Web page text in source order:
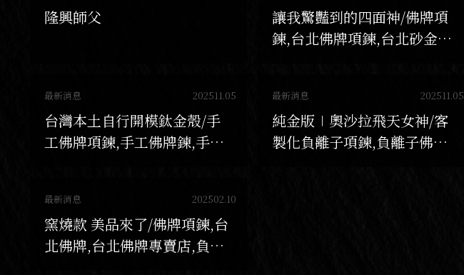
隆興師父
讓我驚豔到的四面神/佛牌項
鍊,台北佛牌項鍊,台北砂金佛
202511.05
最新消息
台灣本土自行開模鈦金殼/手
工佛牌項鍊,手工佛牌鍊,手工
202511.05
最新消息
純金版∣奧沙拉飛天女神/客
製化負離子項鍊,負離子佛牌
202502.10
最新消息
窯燒款 美品來了/佛牌項鍊,台
北佛牌,台北佛牌專賣店,負離